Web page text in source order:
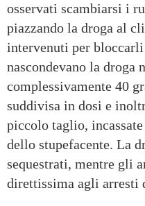
osservati scambiarsi i
piazzando la droga al
intervenuti per
nascondevano la droga
complessivamente 40
suddivisa in dosi e
piccolo taglio,
dello stupefacente. La
sequestrati, mentre gli
direttissima agli arresti